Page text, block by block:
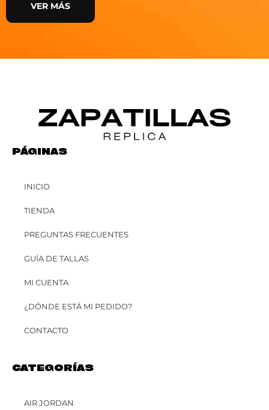
VER MÁS
PÁGINAS
INICIO
TIENDA
PREGUNTAS FRECUENTES
GUÍA DE TALLAS
MI CUENTA
¿DÓNDE ESTÁ MI PEDIDO?
CONTACTO
CATEGORÍAS
AIR JORDAN